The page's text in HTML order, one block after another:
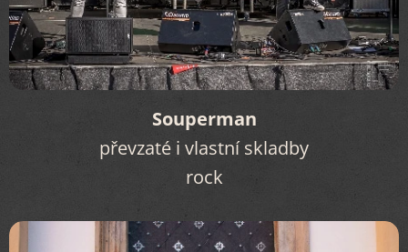
Souperman
převzaté i vlastní skladby
rock